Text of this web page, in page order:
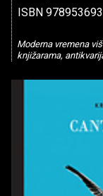
ISBN
Moderna vremena
knjižarama,